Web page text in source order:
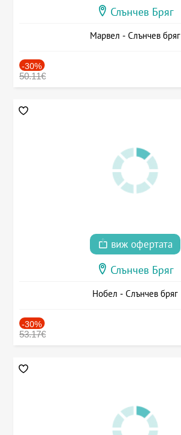
Слънчев Бряг
Марвел - Слънчев бряг
-30%
50.11€
виж офертата
Слънчев Бряг
Нобел - Слънчев бряг
-30%
53.17€